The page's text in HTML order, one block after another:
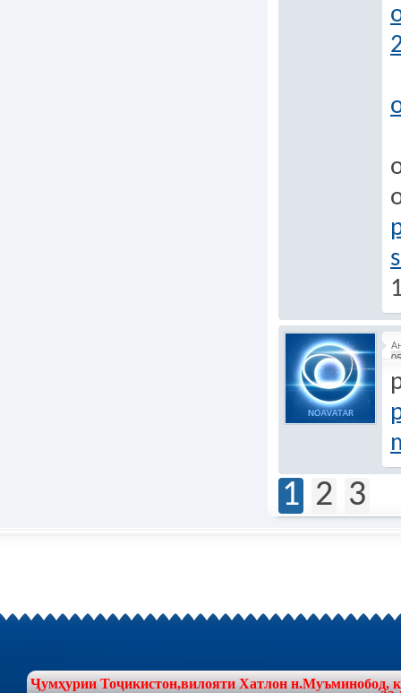
1 2 3
Ҷумҳурии Тоҷикистон,вилояти Хатлон н.Муъминобод,